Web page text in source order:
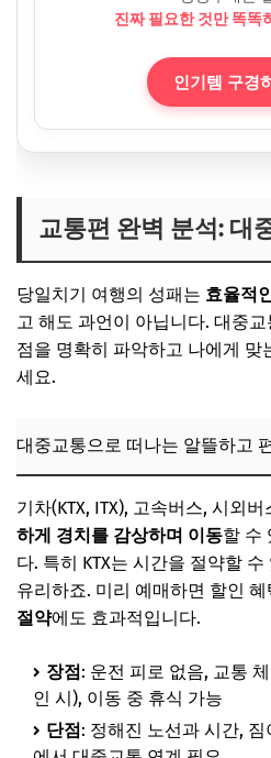
진짜 필요한 것만 똑똑
인기템 구경
교통편 완벽 분석: 대
당일치기 여행의 성패는 효율적
고 해도 과언이 아닙니다. 대중
점을 명확히 파악하고 나에게 맞
세요.
대중교통으로 떠나는 알뜰하고
기차(KTX, ITX), 고속버스, 시외버
하게 경치를 감상하며 이동할 수
다. 특히 KTX는 시간을 절약할
유리하죠. 미리 예매하면 할인
절약에도 효과적입니다.
장점: 운전 피로 없음, 교통
인 시), 이동 중 휴식 가능
단점: 정해진 노선과 시간, 짐